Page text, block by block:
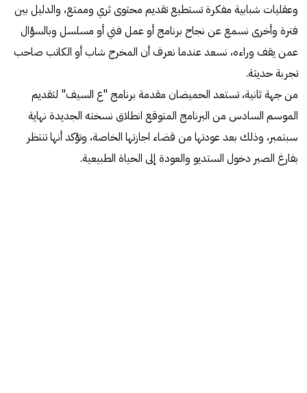
وعقليات شبابية مفكرة تستطيع تقديم محتوى ثري وممتع، والدليل بين
فترة وأخرى نسمع عن نجاح برنامج أو عمل فني أو مسلسل وبالسؤال
عمن يقف وراءه، نسعد عندما نعرف أن المخرج شاب أو الكاتب صاحب
تجربة حديثة.
من جهة ثانية، تستعد الحميضان مقدمة برنامج "ع السيف" لتقديم
الموسم السادس من البرنامج المتوقع انطلاق نسخته الجديدة نهاية
سبتمبر، وذلك بعد عودتها من قضاء اجازتها الخاصة، وتؤكد أنها تنتظر
بفارغ الصبر دخول الستديو والعودة إلى الحياة الطبيعية.